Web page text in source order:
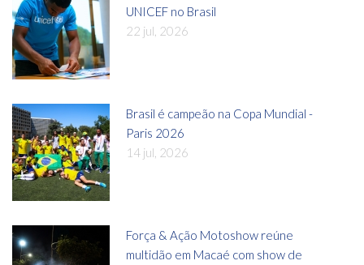
UNICEF no Brasil
22 jul, 2026
Brasil é campeão na Copa Mundial -
Paris 2026
14 jul, 2026
Força & Ação Motoshow reúne
multidão em Macaé com show de